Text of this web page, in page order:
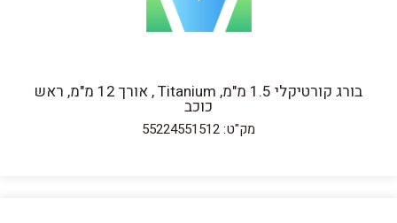
בורג קורטיקלי 1.5 מ"מ, Titanium , אורך 12 מ"מ, ראש
כוכב
מק"ט: 55224551512